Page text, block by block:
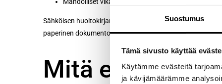
Suostumus
Tämä sivusto käyttää
Käytämme evästeitä
ja kävijämäärämme
Sähköisen huoltokirjan kohdalla oleellista on, että
paperinen dokumentointi (eritelty lasku) korostuu
Mitä eroa on